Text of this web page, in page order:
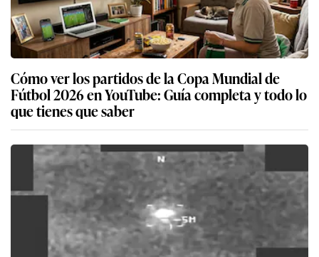
Cómo ver los partidos de la Copa Mundial de
Fútbol 2026 en YouTube: Guía completa y todo lo
que tienes que saber